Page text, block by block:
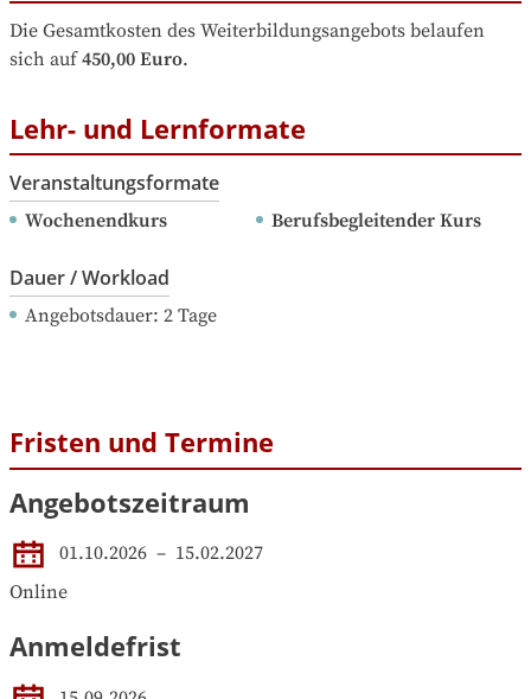
Die Gesamtkosten des Weiterbildungsangebots belaufen
sich auf 450,00 Euro.
Lehr- und Lernformate
Veranstaltungsformate
Wochenendkurs Berufsbegleitender Kurs
Dauer / Workload
Angebotsdauer: 2 Tage
Fristen und Termine
Angebotszeitraum
01.10.2026 – 15.02.2027
Online
Anmeldefrist